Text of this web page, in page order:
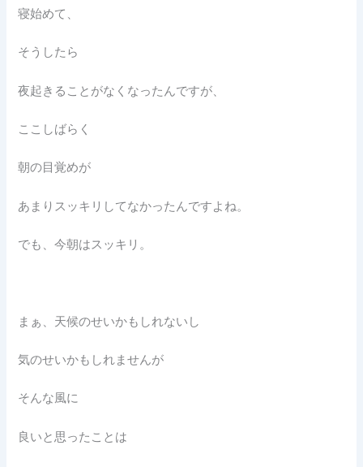
寝始めて、
そうしたら
夜起きることがなくなったんですが、
ここしばらく
朝の目覚めが
あまりスッキリしてなかったんですよね。
でも、今朝はスッキリ。
まぁ、天候のせいかもしれないし
気のせいかもしれませんが
そんな風に
良いと思ったことは